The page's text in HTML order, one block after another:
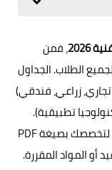
2026
، فمن
الطلاب. الجداول
زراعي، فندقي)
جدارات، تكنولوجيا تطبيقية).
لذلك، يجب عليك دائما تحميل الجدول المناسب لتخصصك بصيغة PDF
المواد المقررة.